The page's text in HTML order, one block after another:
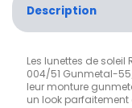
Description
Les lunettes de soleil
004/51 Gunmetal-
leur monture
un look parfaitement